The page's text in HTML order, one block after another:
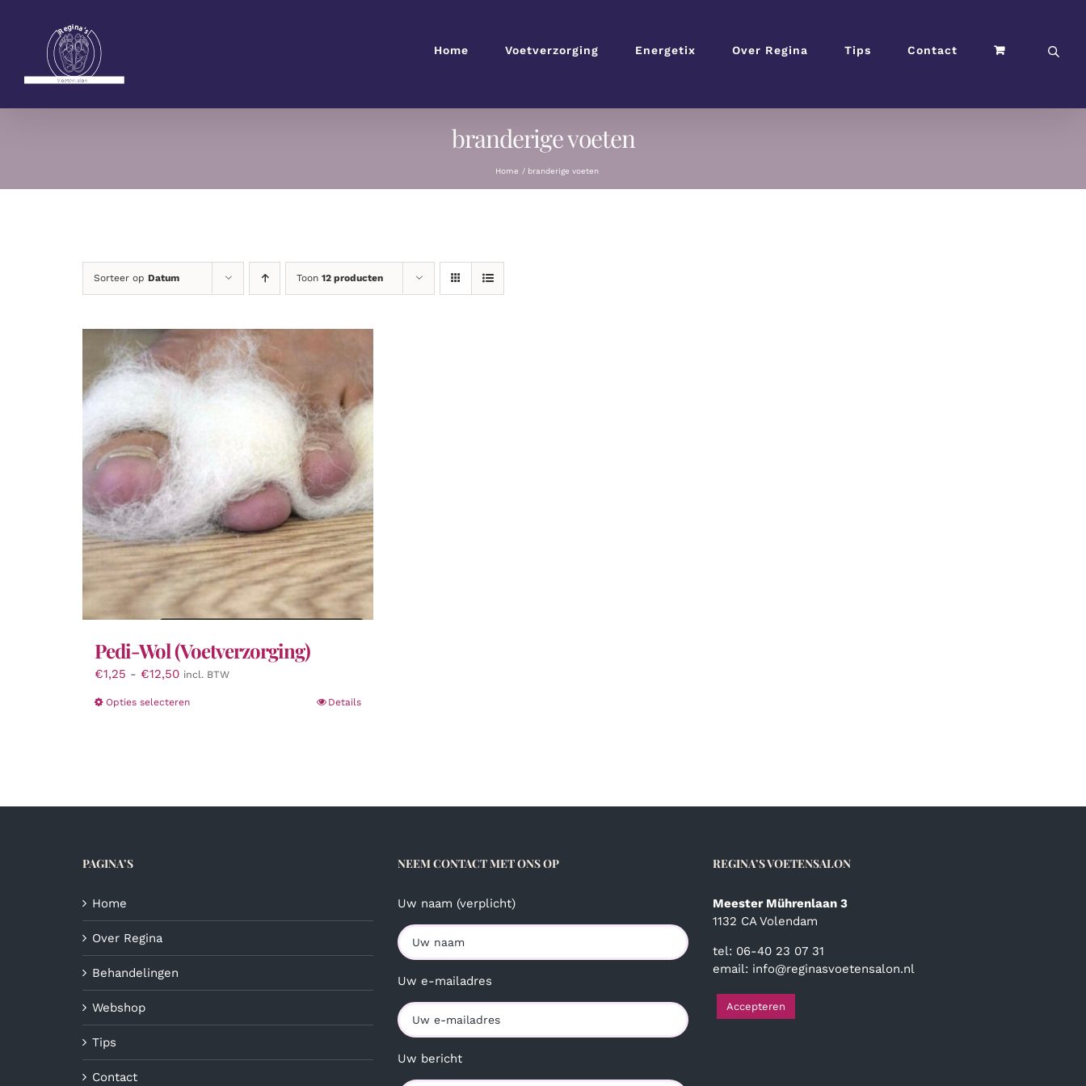
Home Voetverzorging Energetix Over Regina Tips Contact
branderige voeten
Home branderige voeten
Sorteer op Datum Toon 12 producten
Pedi-Wol (Voetverzorging)
€1,25 - €12,50Prijsklasse:
tot
incl. BTW
Opties selecterenDit
optie
Details
PAGINA’S
Home
Over Regina
Behandelingen
Webshop
Tips
Contact
NEEM CONTACT MET ONS OP
Uw naam (verplicht)
Uw e-mailadres
Uw bericht
REGINA’S VOETENSALON
Meester Mührenlaan 3
1132 CA Volendam
tel: 06-40 23 07 31
email: info@reginasvoetensalon.nl
Accepteren